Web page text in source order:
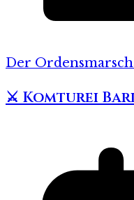
Der
⚔️ Komturei